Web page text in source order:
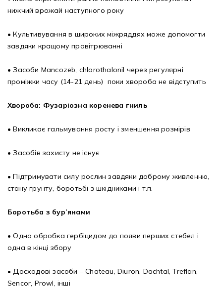
нижчий врожай наступного року
• Культивування в широких міжряддях може допомогти
завдяки кращому провітрюванні
• Засоби Mancozeb, chlorothalonil через регулярні
проміжки часу (14-21 день) поки хвороба не відступить
Хвороба: Фузаріозна коренева гниль
• Викликає гальмування росту і зменшення розмірів
• Засобів захисту не існує
• Підтримувати силу рослин завдяки доброму живленню,
стану грунту, боротьбі з шкідниками і т.п.
Боротьба з бур’янами
• Одна обробка гербіцидом до появи перших стебел і
одна в кінці збору
• Досходові засоби – Chateau, Diuron, Dachtal, Treflan,
Sencor, Prowl, інші